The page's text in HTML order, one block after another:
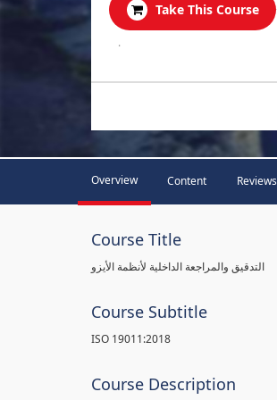
Take This Course
.
Overview Content Reviews
Course Title
التدقيق والمراجعة الداخلية لأنظمة الأيزو
Course Subtitle
ISO 19011:2018
Course Description